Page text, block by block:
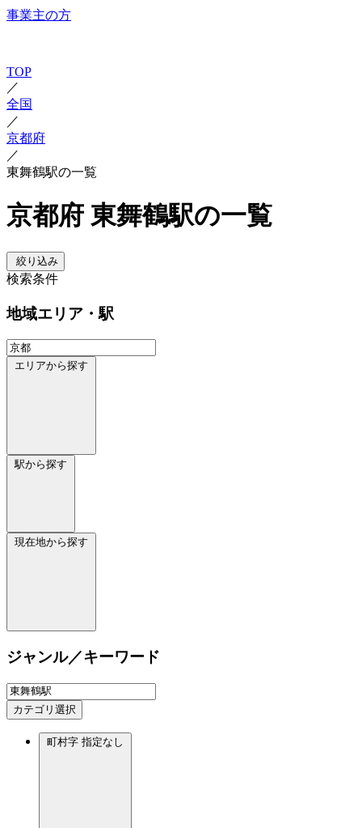
事業主の方
TOP
／
全国
／
京都府
／
東舞鶴駅の一覧
京都府 東舞鶴駅の一覧
絞り込み
検索条件
地域エリア・駅
エリアから探す
駅から探す
現在地から探す
ジャンル／キーワード
カテゴリ選択
町村字 指定なし